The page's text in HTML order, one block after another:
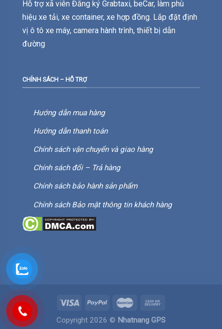
Hỗ trợ xã viên Đăng ký Grabtaxi, beCar, làm phù
hiệu xe tải, xe container, xe hợp đồng. Lắp đặt định
vị ô tô xe máy, camera hành trình, thiết bị dẫn
đường
CHÍNH SÁCH – HỖ TRỢ
Hướng dẫn mua hàng
Hướng dẫn thanh toán
Chính sách vận chuyển và giao hàng
Chính sách đổi – Trả hàng
Chính sách bảo hành sản phẩm
Chính sách Bảo mật thông tin khách hàng
Copyright 2026 © Nhatnang GPS